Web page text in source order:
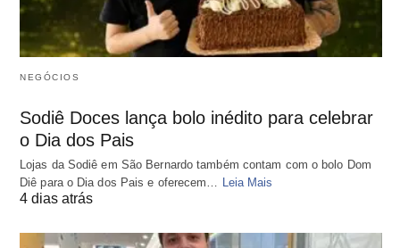
NEGÓCIOS
Sodiê Doces lança bolo inédito para celebrar
o Dia dos Pais
Lojas da Sodiê em São Bernardo também contam com o bolo Dom
Diê para o Dia dos Pais e oferecem… Leia Mais
4 dias atrás